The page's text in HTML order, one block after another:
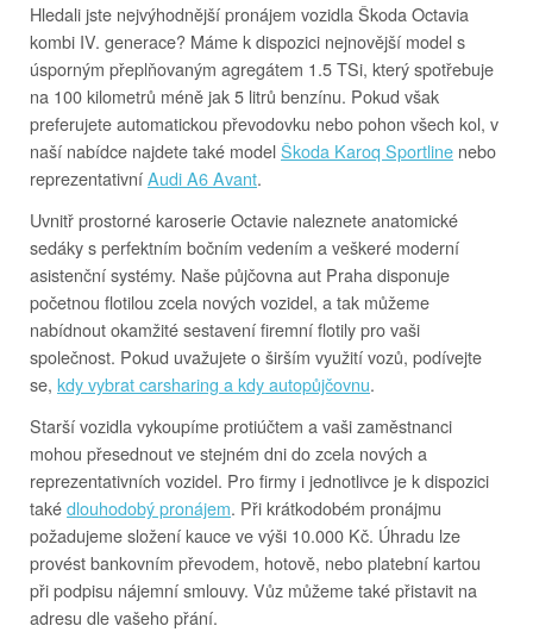
Hledali jste nejvýhodnější pronájem vozidla Škoda Octavia
kombi IV. generace? Máme k dispozici nejnovější model s
úsporným přeplňovaným agregátem 1.5 TSi, který spotřebuje
na 100 kilometrů méně jak 5 litrů benzínu. Pokud však
preferujete automatickou převodovku nebo pohon všech kol, v
naší nabídce najdete také modelŠkoda Karoq Sportline nebo
reprezentativníAudi A6 Avant.
Uvnitř prostorné karoserie Octavie naleznete anatomické
sedáky s perfektním bočním vedením a veškeré moderní
asistenční systémy. Naše půjčovna aut Praha disponuje
početnou flotilou zcela nových vozidel, a tak můžeme
nabídnout okamžité sestavení firemní flotily pro vaši
společnost. Pokud uvažujete o širším využití vozů, podívejte
se, kdy vybrat carsharing a kdy autopůjčovnu.
Starší vozidla vykoupíme protiúčtem a vaši zaměstnanci
mohou přesednout ve stejném dni do zcela nových a
reprezentativních vozidel. Pro firmy i jednotlivce je k dispozici
takédlouhodobý pronájem. Při krátkodobém pronájmu
požadujeme složení kauce ve výši 10.000 Kč. Úhradu lze
provést bankovním převodem, hotově, nebo platební kartou
při podpisu nájemní smlouvy. Vůz můžeme také přistavit na
adresu dle vašeho přání.